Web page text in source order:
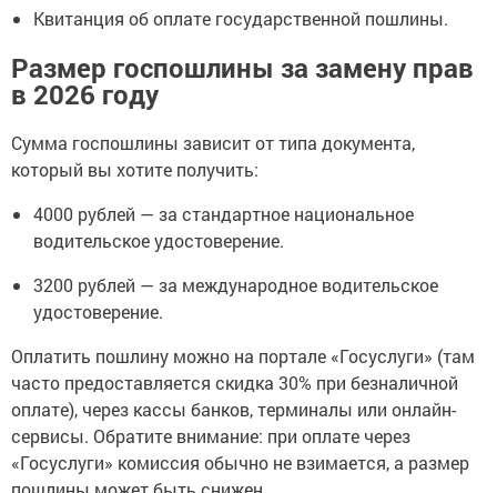
Квитанция об оплате государственной пошлины.
Размер госпошлины за замену прав
в 2026 году
Сумма госпошлины зависит от типа документа,
который вы хотите получить:
4000 рублей — за стандартное национальное
водительское удостоверение.
3200 рублей — за международное водительское
удостоверение.
Оплатить пошлину можно на портале «Госуслуги» (там
часто предоставляется скидка 30% при безналичной
оплате), через кассы банков, терминалы или онлайн-
сервисы. Обратите внимание: при оплате через
«Госуслуги» комиссия обычно не взимается, а размер